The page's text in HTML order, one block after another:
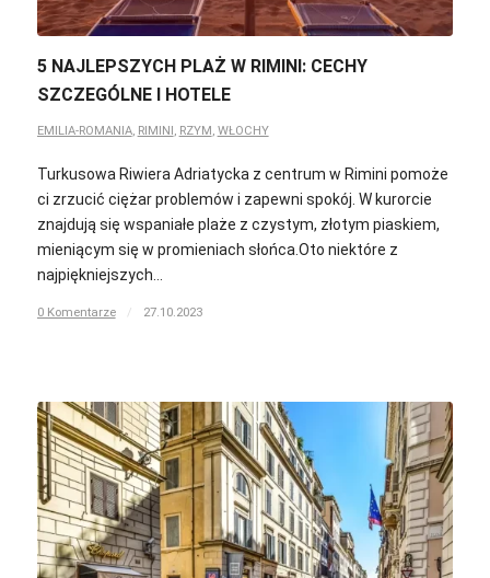
5 NAJLEPSZYCH PLAŻ W RIMINI: CECHY
SZCZEGÓLNE I HOTELE
EMILIA-ROMANIA, RIMINI , RZYM , WŁOCHY
Turkusowa Riwiera Adriatycka z centrum w Rimini pomoże
ci zrzucić ciężar problemów i zapewni spokój. W kurorcie
znajdują się wspaniałe plaże z czystym, złotym piaskiem,
mieniącym się w promieniach słońca.Oto niektóre z
najpiękniejszych…
0 Komentarze / 27.10.2023